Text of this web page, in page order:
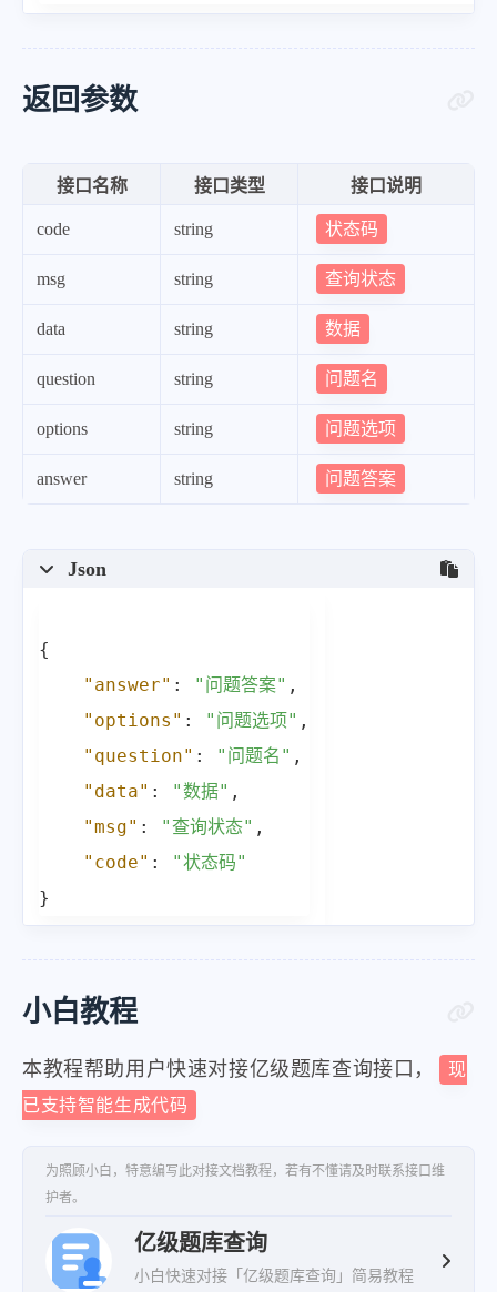
返回参数
接口名称 接口类型 接口说明
code string 状态码
msg string 查询状态
data string 数据
question string 问题名
options string 问题选项
answer string 问题答案
Json
{
"answer" : "问题答案" ,
"options" : "问题选项" ,
"question" : "问题名" ,
"data" : "数据" ,
"msg" : "查询状态" ,
"code" :
"状态码"
}
小白教程
本教程帮助用户快速对接亿级题库查询接口，
现
已支持智能生成代码
为照顾小白，特意编写此对接文档教程，若有不懂请及时联系接口维
护者。
亿级题库查询
小白快速对接「亿级题库查询」简易教程